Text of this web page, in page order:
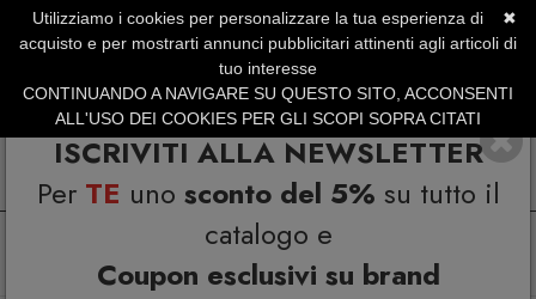
ISCRIVITI ALLA NEWSLETTER
Per TE uno sconto del 5% su tutto il
catalogo e
Coupon esclusivi su brand
SERVIZIO CLIENTI +39.0773.470.562
SUMMER SALES | Fino al 31 Agosto
✖
Utilizziamo i cookies per personalizzare la tua esperienza di
acquisto e per mostrarti annunci pubblicitari attinenti agli articoli di
tuo interesse
CONTINUANDO A NAVIGARE SU QUESTO SITO, ACCONSENTI
ALL'USO DEI COOKIES PER GLI SCOPI SOPRA CITATI